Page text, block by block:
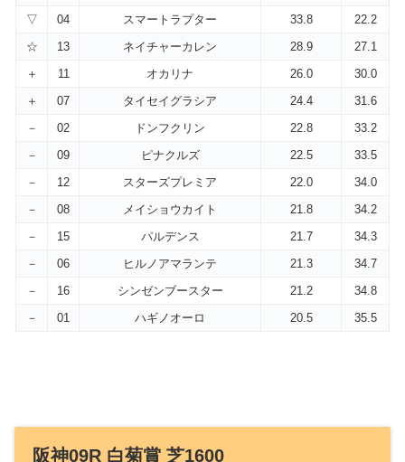
▽
04 スマートラプター 33.8
22.2
☆
13 ネイチャーカレン 28.9
27.1
＋
11 オカリナ 26.0
30.0
＋
07 タイセイグラシア 24.4
31.6
－
02 ドンフクリン 22.8
33.2
－
09 ピナクルズ 22.5
33.5
－
12 スターズプレミア 22.0
34.0
－
08 メイショウカイト 21.8
34.2
－
15 パルデンス 21.7
34.3
－
06 ヒルノアマランテ 21.3
34.7
－
16 シンゼンブースター 21.2
34.8
－
01 ハギノオーロ 20.5 35.5
阪神09R 白菊賞 芝1600